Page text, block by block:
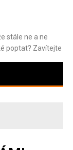
stále ne a ne
poptat? Zavítejte